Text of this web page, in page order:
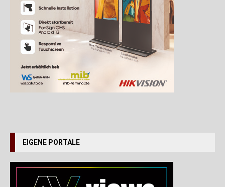
EIGENE PORTALE